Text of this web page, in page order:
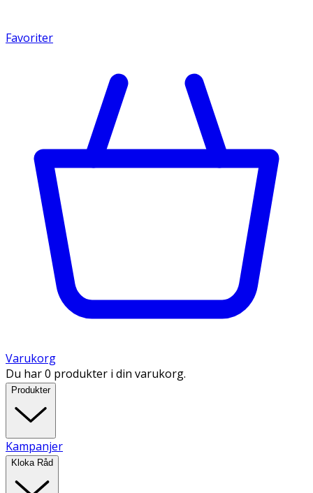
Favoriter
Varukorg
Du har 0 produkter i din varukorg.
Produkter
Kampanjer
Kloka Råd